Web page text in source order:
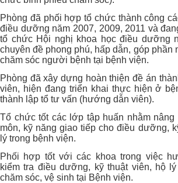
Phòng đã phối hợp tổ chức thành công
điều dưỡng năm 2007, 2009, 2011 và
tổ chức Hội nghị khoa học điều dưỡng
chuyên đề phong phú, hấp dẫn, góp phần
chăm sóc người bệnh tại bệnh viện.
Phòng đã xây dựng hoàn thiện đề án
viên, hiện đang triển khai thực hiện ở
thành lập tổ tư vấn (hướng dẫn viên).
Tổ chức tốt các lớp tập huấn nhằm nâng
môn, kỹ năng giao tiếp cho điều dưỡng,
lý trong bệnh viện.
Phối hợp tốt với các khoa trong việc
kiểm tra điều dưỡng, kỹ thuật viên, hộ
chăm sóc, vệ sinh tại Bệnh viện.